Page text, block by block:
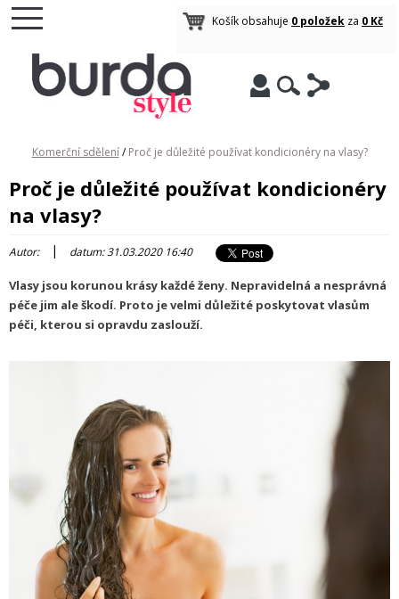
Košík obsahuje 0 položek za 0 Kč
Komerční sdělení / Proč je důležité používat kondicionéry na vlasy?
Proč je důležité používat kondicionéry
na vlasy?
Autor: | datum: 31.03.2020 16:40
Vlasy jsou korunou krásy každé ženy. Nepravidelná a nesprávná
péče jim ale škodí. Proto je velmi důležité poskytovat vlasům
péči, kterou si opravdu zaslouží.